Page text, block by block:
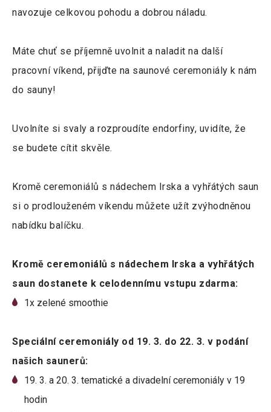
navozuje celkovou pohodu a dobrou náladu.
Máte chuť se příjemně uvolnit a naladit na další
pracovní víkend, přijďte na saunové ceremoniály k nám
do sauny!
Uvolníte si svaly a rozproudíte endorfiny, uvidíte, že
se budete cítit skvěle.
Kromě ceremoniálů s nádechem Irska a vyhřátých saun
si o prodlouženém víkendu můžete užít zvýhodněnou
nabídku balíčku.
Kromě ceremoniálů s nádechem Irska a vyhřátých
saun dostanete k celodennímu vstupu zdarma:
1x zelené smoothie
Speciální ceremoniály od 19. 3. do 22. 3. v podání
našich saunerů:
19. 3. a 20. 3. tematické a divadelní ceremoniály v 19
hodin